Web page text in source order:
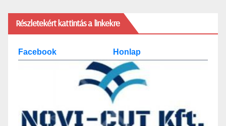
Részletekért kattintás a linkekre
Facebook Honlap